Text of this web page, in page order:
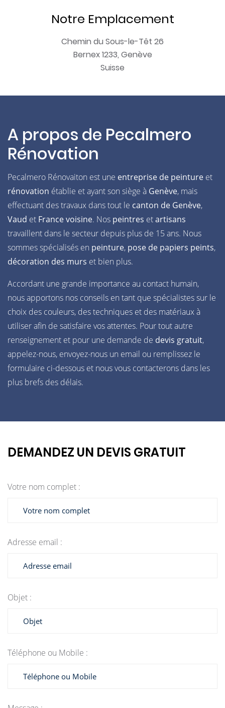
Notre Emplacement
Chemin du Sous-le-Têt 26
Bernex 1233, Genève
Suisse
A propos de Pecalmero
Rénovation
Pecalmero Rénovaiton est une entreprise de peinture et
rénovation établie et ayant son siège à Genève, mais
effectuant des travaux dans tout le canton de Genève,
Vaud et France voisine. Nos peintres etartisans
travaillent dans le secteur depuis plus de 15 ans. Nous
sommes spécialisés en peinture, pose de papiers peints,
décoration des murs et bien plus.
Accordant une grande importance au contact humain,
nous apportons nos conseils en tant que spécialistes sur le
choix des couleurs, des techniques et des matériaux à
utiliser afin de satisfaire vos attentes. Pour tout autre
renseignement et pour une demande de devis gratuit,
appelez-nous, envoyez-nous un email ou remplissez le
formulaire ci-dessous et nous vous contacterons dans les
plus brefs des délais.
DEMANDEZ UN DEVIS GRATUIT
Votre nom complet :
Adresse email :
Objet :
Téléphone ou Mobile :